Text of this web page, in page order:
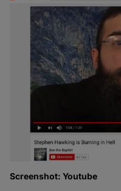
Screenshot: Youtube